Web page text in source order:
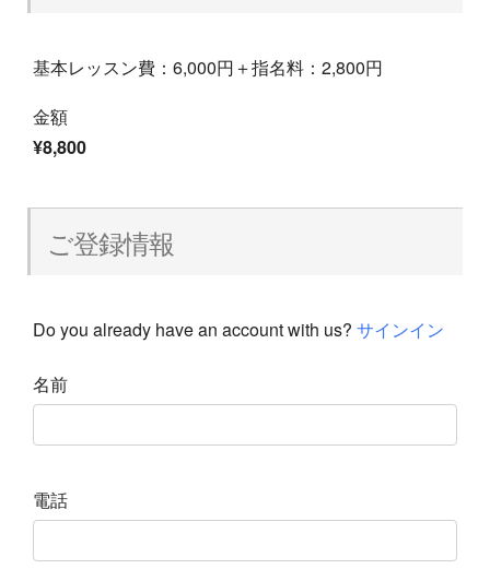
基本レッスン費：6,000円＋指名料：2,800円
金額
¥8,800
ご登録情報
Do you already have an account with us? サインイン
名前
電話